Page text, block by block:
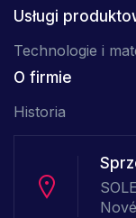
Usługi
Technologie i
O firmie
Historia